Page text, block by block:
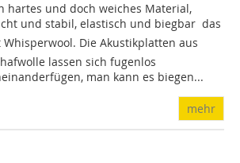
hartes und doch weiches Material,
und stabil, elastisch und biegbar  das
Whisperwool. Die Akustikplatten aus
lassen sich fugenlos
man kann es biegen...
mehr